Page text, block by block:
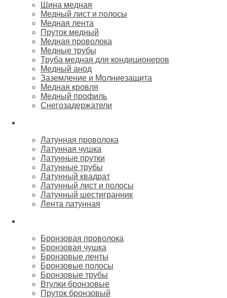
Шина медная
Медный лист и полосы
Медная лента
Пруток медный
Медная проволока
Медные трубы
Труба медная для кондиционеров
Медный анод
Заземление и Молниезащита
Медная кровля
Медный профиль
Снегозадержатели
Латунная проволока
Латунная чушка
Латунные прутки
Латунные трубы
Латунный квадрат
Латунный лист и полосы
Латунный шестигранник
Лента латунная
Бронзовая проволока
Бронзовая чушка
Бронзовые ленты
Бронзовые полосы
Бронзовые трубы
Втулки бронзовые
Пруток бронзовый